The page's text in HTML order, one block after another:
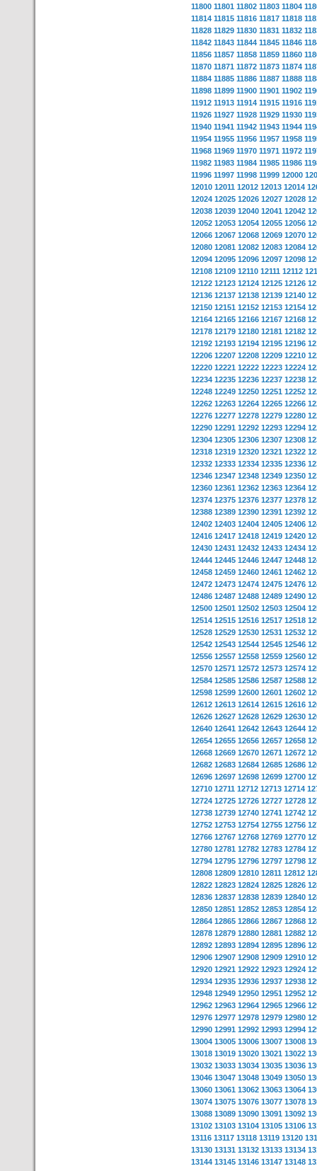
11800 11801 11802 11803 11804
11814 11815 11816 11817 11818
11828 11829 11830 11831 11832
11842 11843 11844 11845 11846
11856 11857 11858 11859 11860
11870 11871 11872 11873 11874
11884 11885 11886 11887 11888
11898 11899 11900 11901 11902
11912 11913 11914 11915 11916
11926 11927 11928 11929 11930
11940 11941 11942 11943 11944
11954 11955 11956 11957 11958
11968 11969 11970 11971 11972
11982 11983 11984 11985 11986
11996 11997 11998 11999 12000
12010 12011 12012 12013 12014
12024 12025 12026 12027 12028
12038 12039 12040 12041 12042
12052 12053 12054 12055 12056
12066 12067 12068 12069 12070
12080 12081 12082 12083 12084
12094 12095 12096 12097 12098
12108 12109 12110 12111 12112
12122 12123 12124 12125 12126
12136 12137 12138 12139 12140
12150 12151 12152 12153 12154
12164 12165 12166 12167 12168
12178 12179 12180 12181 12182
12192 12193 12194 12195 12196
12206 12207 12208 12209 12210
12220 12221 12222 12223 12224
12234 12235 12236 12237 12238
12248 12249 12250 12251 12252
12262 12263 12264 12265 12266
12276 12277 12278 12279 12280
12290 12291 12292 12293 12294
12304 12305 12306 12307 12308
12318 12319 12320 12321 12322
12332 12333 12334 12335 12336
12346 12347 12348 12349 12350
12360 12361 12362 12363 12364
12374 12375 12376 12377 12378
12388 12389 12390 12391 12392
12402 12403 12404 12405 12406
12416 12417 12418 12419 12420
12430 12431 12432 12433 12434
12444 12445 12446 12447 12448
12458 12459 12460 12461 12462
12472 12473 12474 12475 12476
12486 12487 12488 12489 12490
12500 12501 12502 12503 12504
12514 12515 12516 12517 12518
12528 12529 12530 12531 12532
12542 12543 12544 12545 12546
12556 12557 12558 12559 12560
12570 12571 12572 12573 12574
12584 12585 12586 12587 12588
12598 12599 12600 12601 12602
12612 12613 12614 12615 12616
12626 12627 12628 12629 12630
12640 12641 12642 12643 12644
12654 12655 12656 12657 12658
12668 12669 12670 12671 12672
12682 12683 12684 12685 12686
12696 12697 12698 12699 12700
12710 12711 12712 12713 12714
12724 12725 12726 12727 12728
12738 12739 12740 12741 12742
12752 12753 12754 12755 12756
12766 12767 12768 12769 12770
12780 12781 12782 12783 12784
12794 12795 12796 12797 12798
12808 12809 12810 12811 12812
12822 12823 12824 12825 12826
12836 12837 12838 12839 12840
12850 12851 12852 12853 12854
12864 12865 12866 12867 12868
12878 12879 12880 12881 12882
12892 12893 12894 12895 12896
12906 12907 12908 12909 12910
12920 12921 12922 12923 12924
12934 12935 12936 12937 12938
12948 12949 12950 12951 12952
12962 12963 12964 12965 12966
12976 12977 12978 12979 12980
12990 12991 12992 12993 12994
13004 13005 13006 13007 13008
13018 13019 13020 13021 13022
13032 13033 13034 13035 13036
13046 13047 13048 13049 13050
13060 13061 13062 13063 13064
13074 13075 13076 13077 13078
13088 13089 13090 13091 13092
13102 13103 13104 13105 13106
13116 13117 13118 13119 13120
13130 13131 13132 13133 13134
13144 13145 13146 13147 13148